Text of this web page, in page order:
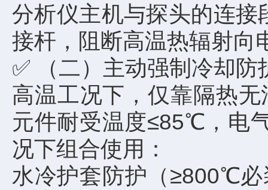
分析仪主机与探头的连
接杆，阻断高温热辐射向
✅ （二）主动强制冷却防
高温工况下，仅靠隔热
元件耐受温度≤85℃，电
况下组合使用：
水冷护套防护（≥800℃